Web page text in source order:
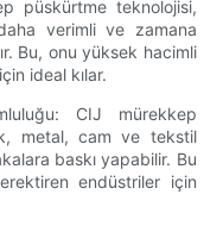
püskürtme teknolojisi,
verimli ve zamana
Bu, onu yüksek hacimli
ideal kılar.
CIJ mürekkep
metal, cam ve tekstil
baskı yapabilir. Bu
endüstriler için